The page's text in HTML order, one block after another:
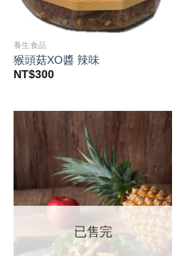
養生食品
猴頭菇XO醬 辣味
NT$300
已售完